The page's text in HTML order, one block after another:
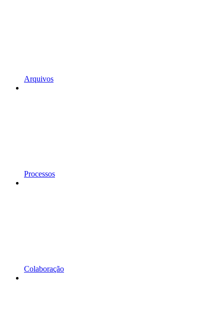
Arquivos
Processos
Colaboração